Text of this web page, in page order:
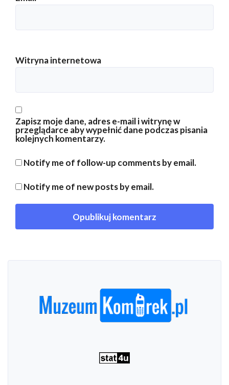
Witryna internetowa
Zapisz moje dane, adres e-mail i witrynę w
przeglądarce aby wypełnić dane podczas pisania
kolejnych komentarzy.
Notify me of follow-up comments by email.
Notify me of new posts by email.